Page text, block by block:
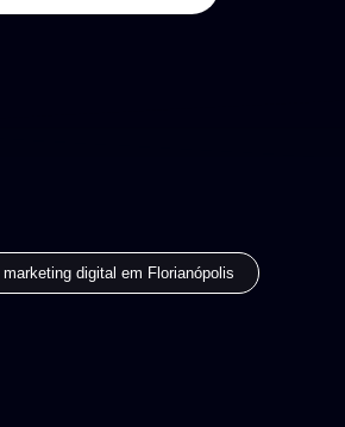
digital em Florianópolis